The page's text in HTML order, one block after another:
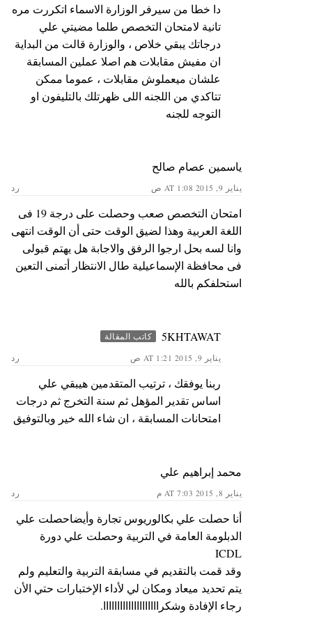
دا خطا من سيرفر الوزارة الاسماء اتكررت مره
تانية لامتحان التخصص طلما مضيتي علي
درجاتك يبقي خلاص ، والوزارة قالت من البداية
ان مفيش مقابلات هم اصلا عملين المسابقة
علشان ميعملوش مقابلات ، عموما ممكن
تتاكدي من اللجنه اللى ظهرتلك بالتليفون او
التوجه للجنه
ياسمين عصام صالح
يناير 9, 2015 AT 1:08 ص رد
امتحان التخصص صعب وحصلت على درجة 19 فى
اللغة العربية وهذا لضيق الوقت حتى أن الوقت انتهى
وانا لسه بحل ارجوا الرفق والاجابة هل يهتم قبولى
فى محافظة الإسماعيلية طال الانتظار أتمنى التعين
استحلفكم بالله
5KHTAWAT كاتب المقالة
يناير 9, 2015 AT 1:21 ص رد
ربنا يوفقك ، ترتيب المتقدمين هيبقي علي
اساس تقدير المؤهل ثم سنة التخرج ثم درجات
امتحانات المسابقة ، ان شاء الله خير وبالتوفيق
محمد إبراهيم علي
يناير 8, 2015 AT 7:03 م رد
أنا حصلت علي بكالوريوس تجارة وأيضاحصلت علي
الدبلومة العامة في التربية وحصلت علي دورة
ICDL
وقد قمت بالتقديم في مسابقة التربية والتعليم ولم
يتم تحديد ميعاد ومكان لي لأداء الإختبارات حتي الأن
رجاء الإفادة وشكراااااااااااااااااااا.